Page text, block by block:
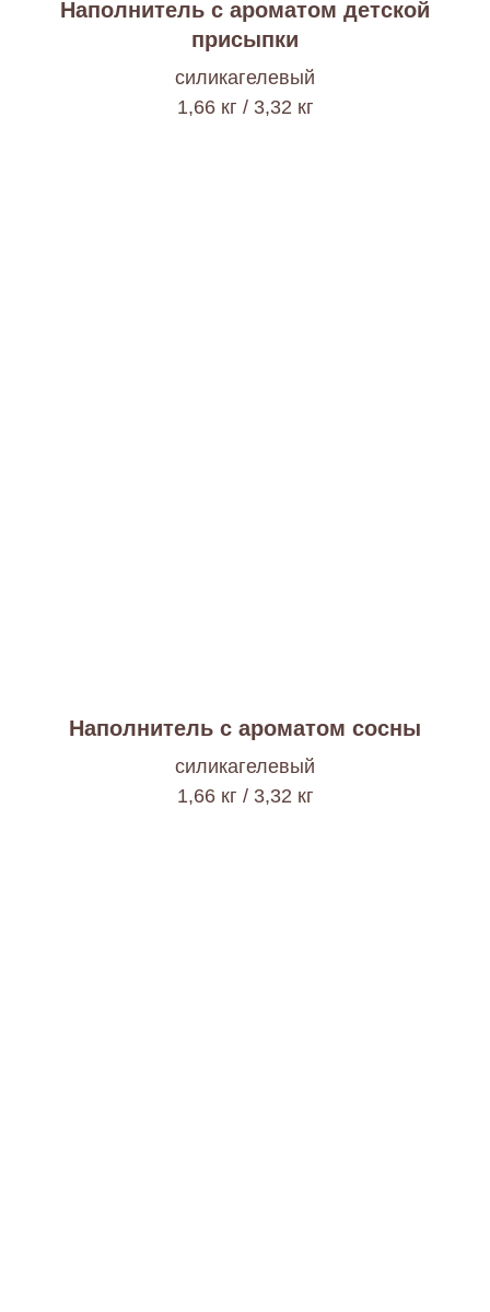
Наполнитель с ароматом детской
присыпки
cиликагелевый
1,66 кг / 3,32 кг
Наполнитель с ароматом сосны
cиликагелевый
1,66 кг / 3,32 кг